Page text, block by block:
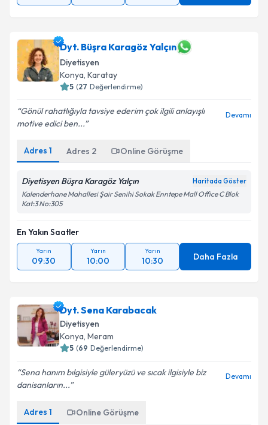
Dyt. Büşra Karagöz Yalçın
Diyetisyen
Konya, Karatay
5 (27 Değerlendirme)
Gönül rahatlığıyla tavsiye ederim çok ilgili anlayışlı
motive edici ben...
Devamı
Adres 1 Adres 2 Online Görüşme
Diyetisyen Büşra Karagöz Yalçın Haritada Göster
Kalenderhane Mahallesi Şair Senihi Sokak Enntepe Mall Office C Blok
Kat:3 No:305
En Yakın Saatler
Yarın
09:30
Yarın
10:00
Yarın
10:30 Daha Fazla
Dyt. Sena Karabacak
Diyetisyen
Konya, Meram
5 (69 Değerlendirme)
Sena hanım bılgisiyle güleryüzü ve sıcak ilgisiyle biz
danisanların...
Devamı
Adres 1 Online Görüşme